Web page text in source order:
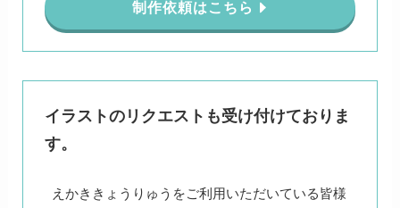
制作依頼はこちら
イラストのリクエストも受け付けておりま
す。
えかききょうりゅうをご利用いただいている皆様